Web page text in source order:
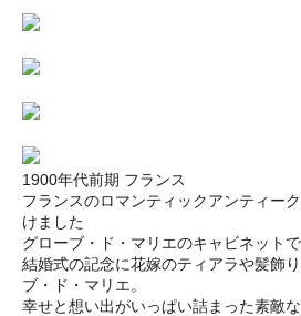
1900年代前期 フランス
フランスのロマンティックアンティー
けました
グローブ・ド・マリエのキャビネットで
結婚式の記念に花嫁のティアラや髪飾
ブ・ド・マリエ。
幸せと想い出がいっぱい詰まった素敵な